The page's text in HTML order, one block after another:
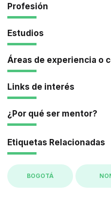
Profesión
Estudios
Áreas de experiencia o
Links de interés
¿Por qué ser mentor?
Etiquetas Relacionadas
BOGOTÁ